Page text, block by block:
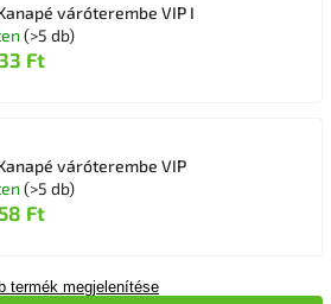
váróterembe VIP I
(>5 db)
Ft
váróterembe VIP
(>5 db)
Ft
termék megjelenítése